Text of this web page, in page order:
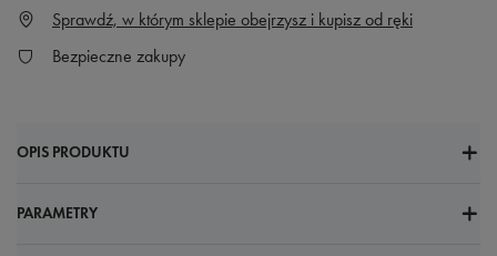
Sprawdź, w którym sklepie obejrzysz i kupisz od ręki
Bezpieczne zakupy
OPIS PRODUKTU
PARAMETRY